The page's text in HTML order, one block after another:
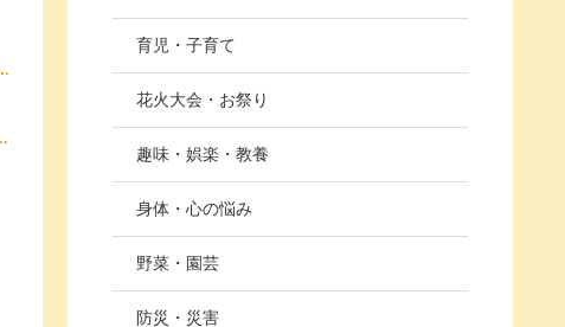
育児・子育て
花火大会・お祭り
趣味・娯楽・教養
身体・心の悩み
野菜・園芸
防災・災害